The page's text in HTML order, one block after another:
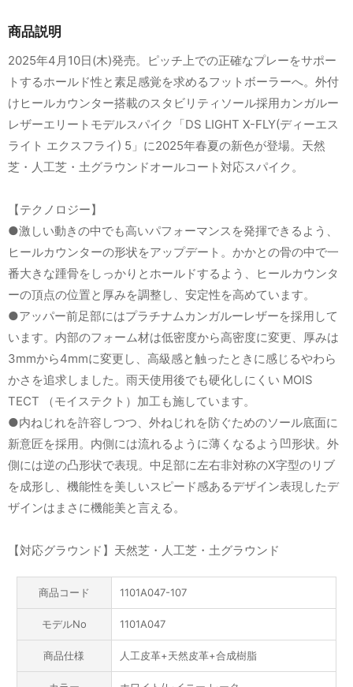
商品説明
2025年4月10日(木)発売。ピッチ上での正確なプレーをサポー
トするホールド性と素足感覚を求めるフットボーラーへ。外付
けヒールカウンター搭載のスタビリティソール採用カンガルー
レザーエリートモデルスパイク「DS LIGHT X-FLY(ディーエス
ライト エクスフライ) 5」に2025年春夏の新色が登場。天然
芝・人工芝・土グラウンドオールコート対応スパイク。
【テクノロジー】
●激しい動きの中でも高いパフォーマンスを発揮できるよう、
ヒールカウンターの形状をアップデート。かかとの骨の中で一
番大きな踵骨をしっかりとホールドするよう、ヒールカウンタ
ーの頂点の位置と厚みを調整し、安定性を高めています。
●アッパー前足部にはプラチナムカンガルーレザーを採用して
います。内部のフォーム材は低密度から高密度に変更、厚みは
3mmから4mmに変更し、高級感と触ったときに感じるやわら
かさを追求しました。雨天使用後でも硬化しにくい MOIS
TECT （モイステクト）加工も施しています。
●内ねじれを許容しつつ、外ねじれを防ぐためのソール底面に
新意匠を採用。内側には流れるように薄くなるよう凹形状。外
側には逆の凸形状で表現。中足部に左右非対称のX字型のリブ
を成形し、機能性を美しいスピード感あるデザイン表現したデ
ザインはまさに機能美と言える。
【対応グラウンド】天然芝・人工芝・土グラウンド
商品コード 1101A047-107
モデルNo 1101A047
商品仕様 人工皮革+天然皮革+合成樹脂